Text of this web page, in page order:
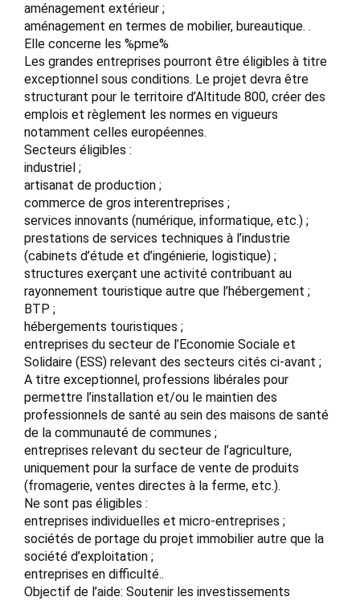
aménagement extérieur ;
aménagement en termes de mobilier, bureautique. .
Elle concerne les %pme%
Les grandes entreprises pourront être éligibles à titre
exceptionnel sous conditions. Le projet devra être
structurant pour le territoire d’Altitude 800, créer des
emplois et règlement les normes en vigueurs
notamment celles européennes.
Secteurs éligibles :
industriel ;
artisanat de production ;
commerce de gros interentreprises ;
services innovants (numérique, informatique, etc.) ;
prestations de services techniques à l’industrie
(cabinets d’étude et d’ingénierie, logistique) ;
structures exerçant une activité contribuant au
rayonnement touristique autre que l’hébergement ;
BTP ;
hébergements touristiques ;
entreprises du secteur de l’Economie Sociale et
Solidaire (ESS) relevant des secteurs cités ci-avant ;
A titre exceptionnel, professions libérales pour
permettre l’installation et/ou le maintien des
professionnels de santé au sein des maisons de santé
de la communauté de communes ;
entreprises relevant du secteur de l’agriculture,
uniquement pour la surface de vente de produits
(fromagerie, ventes directes à la ferme, etc.).
Ne sont pas éligibles :
entreprises individuelles et micro-entreprises ;
sociétés de portage du projet immobilier autre que la
société d’exploitation ;
entreprises en difficulté..
Objectif de l’aide: Soutenir les investissements